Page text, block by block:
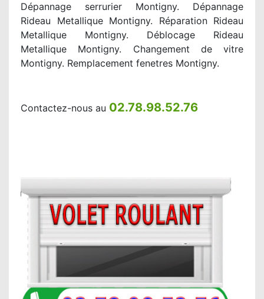
Dépannage serrurier Montigny. Dépannage
Rideau Metallique Montigny. Réparation Rideau
Metallique Montigny. Déblocage Rideau
Metallique Montigny. Changement de vitre
Montigny. Remplacement fenetres Montigny.
Contactez-nous au 02.78.98.52.76